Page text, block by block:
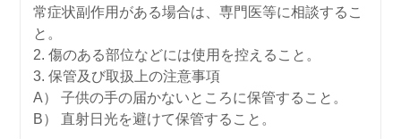
常症状副作用がある場合は、専門医等に相談するこ
と。
2. 傷のある部位などには使用を控えること。
3. 保管及び取扱上の注意事項
A） 子供の手の届かないところに保管すること。
B） 直射日光を避けて保管すること。